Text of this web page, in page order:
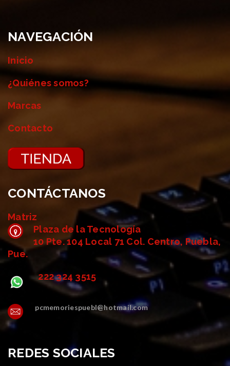
NAVEGACIÓN
Inicio
¿Quiénes somos?
Marcas
Contacto
CONTÁCTANOS
Matriz
Plaza de la Tecnología
10 Pte. 104 Local 71 Col. Centro, Puebla,
Pue.
222 324 3515
pcmemoriespuebl@hotmail.com
REDES SOCIALES